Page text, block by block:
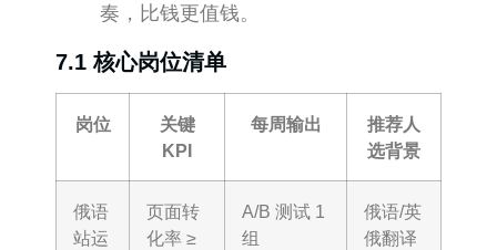
奏，比钱更值钱。
7.1 核心岗位清单
岗位
关键
KPI
每周输出
推荐人
选背景
俄语
站运
页面转
化率 ≥
A/B 测试 1
组
俄语/英
俄翻译